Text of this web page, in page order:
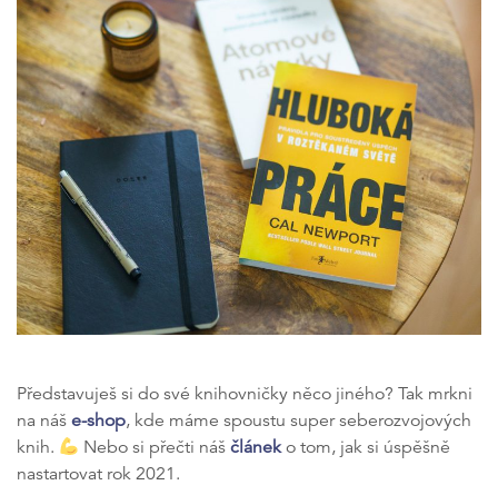
Představuješ si do své knihovničky něco jiného? Tak mrkni
na náš e-shop, kde máme spoustu super seberozvojových
knih.
Nebo si přečti náščláneko tom, jak si úspěšně
nastartovat rok 2021.